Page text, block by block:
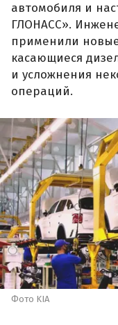
автомобиля и
ГЛОНАСС».
применили
касающиеся
и усложнения
операций.
Фото KIA